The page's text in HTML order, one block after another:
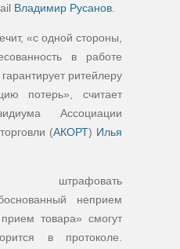
Владимир Русанов
«с одной стороны,
в работе
ритейлеру
потерь», считает
Ассоциации
(АКОРТ) Илья
неприем
товара» смогут
в протоколе.